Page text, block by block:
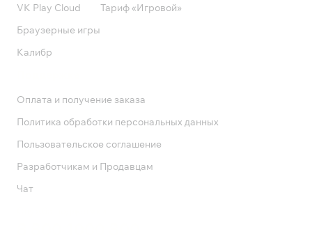
VK Play Cloud
Браузерные игры
Калибр
Тариф «Игровой»
Оплата и получение заказа
Политика обработки персональных данных
Пользовательское соглашение
Разработчикам и Продавцам
Чат